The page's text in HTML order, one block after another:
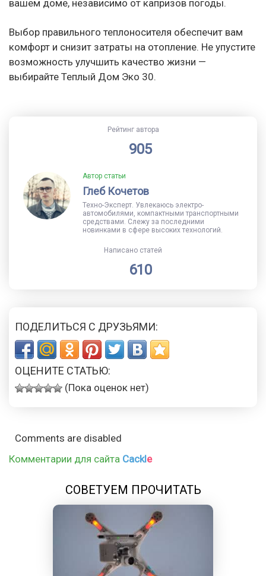
вашем доме, независимо от капризов погоды.
Выбор правильного теплоносителя обеспечит вам
комфорт и снизит затраты на отопление. Не упустите
возможность улучшить качество жизни —
выбирайте Теплый Дом Эко 30.
Рейтинг автора
905
Автор статьи
Глеб Кочетов
Техно-Эксперт. Увлекаюсь электро-
автомобилями, компактными транспортными
средствами. Слежу за последними
новинками в сфере высоких технологий.
Написано статей
610
ПОДЕЛИТЬСЯ С ДРУЗЬЯМИ:
ОЦЕНИТЕ СТАТЬЮ:
(Пока оценок нет)
Comments are disabled
Комментарии для сайта Cackle
СОВЕТУЕМ ПРОЧИТАТЬ